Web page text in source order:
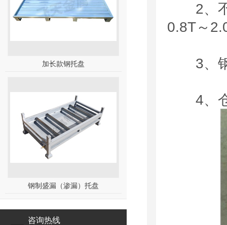
加长款钢托盘
钢制盛漏（渗漏）托盘
咨询热线
2、不
0.8T～
3、钢
4、仓